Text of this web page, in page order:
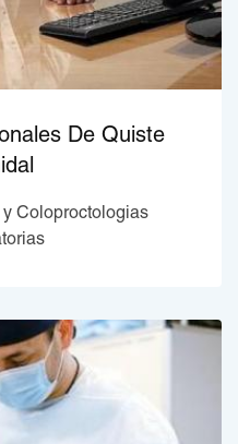
De Quiste
Coloproctologias